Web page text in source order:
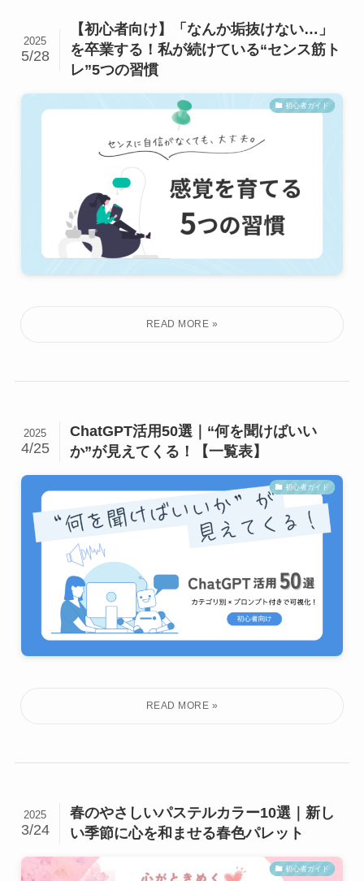
【初心者向け】「なんか垢抜けない…」
を卒業する！私が続けている“センス筋ト
レ”5つの習慣
2025
5/28
初心者ガイド
ChatGPT活用50選｜“何を聞けばいい
か”が見えてくる！【一覧表】
2025
4/25
初心者ガイド
春のやさしいパステルカラー10選｜新し
い季節に心を和ませる春色パレット
2025
3/24
初心者ガイド